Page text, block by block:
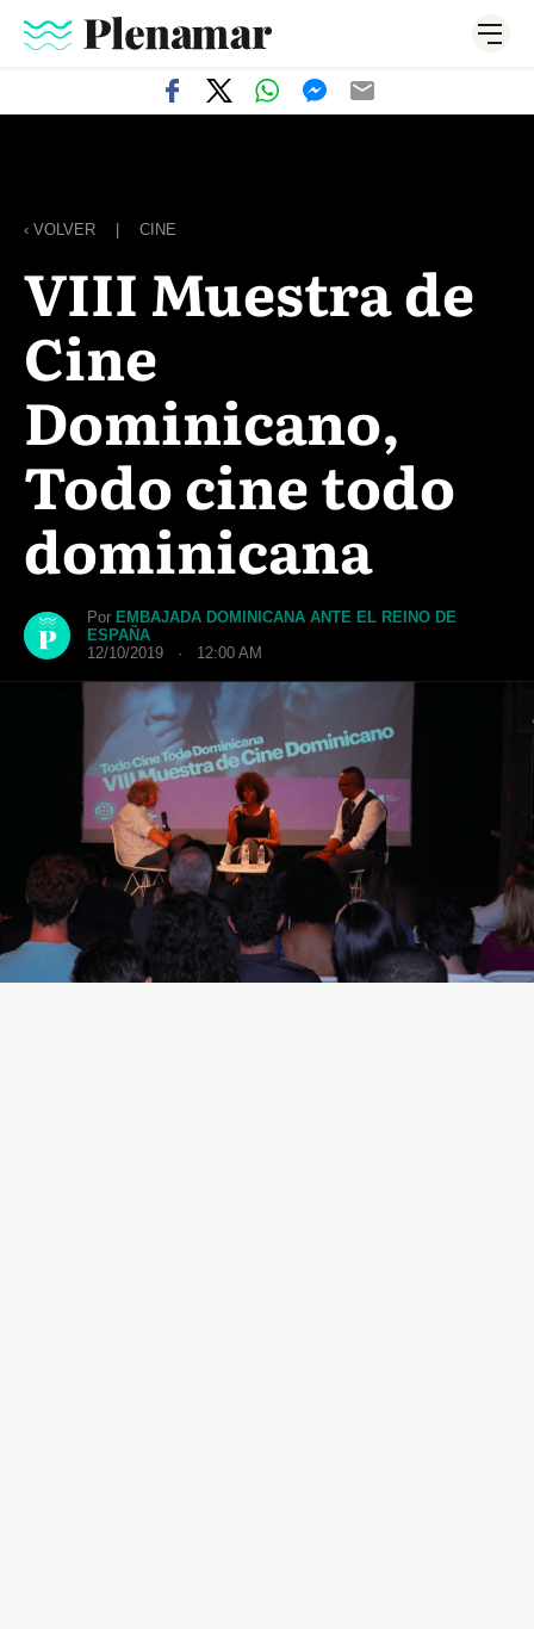
‹ VOLVER CINE
VIII Muestra de
Cine
Dominicano,
Todo cine todo
dominicana
Por EMBAJADA DOMINICANA ANTE EL REINO DE
ESPAÑA
12/10/2019 · 12:00 AM